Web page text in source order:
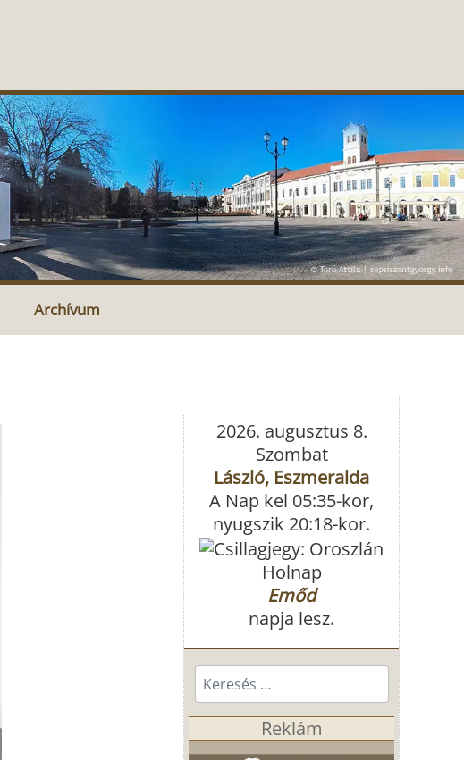
Archívum
2026. augusztus 8.
Szombat
László, Eszmeralda
A Nap kel 05:35-kor,
nyugszik 20:18-kor.
Holnap
Emőd
napja lesz.
Keresés...
Reklám